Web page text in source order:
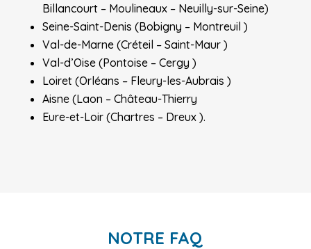
Billancourt – Moulineaux – Neuilly-sur-Seine)
Seine-Saint-Denis (Bobigny – Montreuil )
Val-de-Marne (Créteil – Saint-Maur )
Val-d’Oise (Pontoise – Cergy )
Loiret (Orléans – Fleury-les-Aubrais )
Aisne (Laon – Château-Thierry
Eure-et-Loir (Chartres – Dreux ).
NOTRE FAQ